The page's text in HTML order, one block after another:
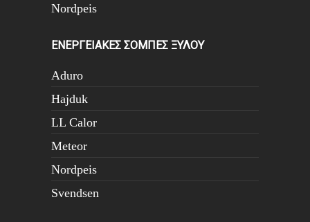
Nordpeis
ΕΝΕΡΓΕΙΑΚΕΣ ΣΟΜΠΕΣ ΞΥΛΟΥ
Aduro
Hajduk
LL Calor
Meteor
Nordpeis
Svendsen